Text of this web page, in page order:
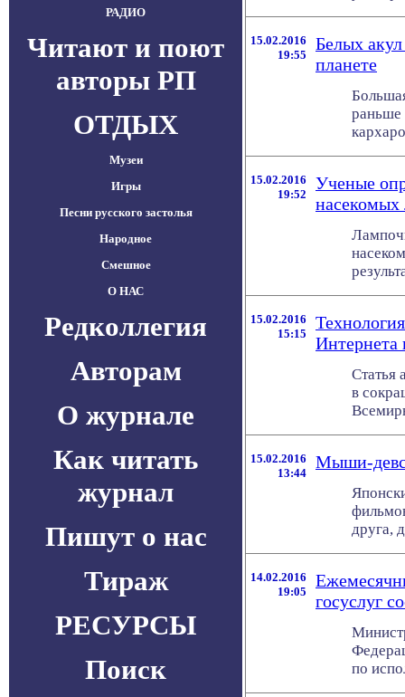
РАДИО
Читают и поют
авторы РП
ОТДЫХ
Музеи
Игры
Песни русского застолья
Народное
Смешное
О НАС
Редколлегия
Авторам
О журнале
Как читать
журнал
Пишут о нас
Тираж
РЕСУРСЫ
Поиск
15.02.2016
19:55
Белых
планете
раньше
15.02.2016
19:52
Ученые
насекомых
15.02.2016
15:15
Интернета
Статья
в
15.02.2016
13:44
Мыши-
друга,
14.02.2016
19:05
госуслуг
по